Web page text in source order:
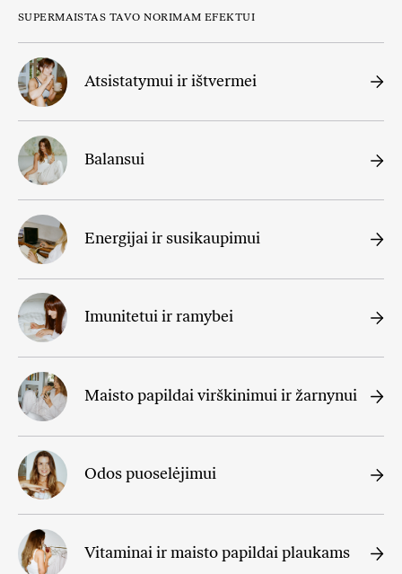
SUPERMAISTAS TAVO NORIMAM EFEKTUI
Atsistatymui ir ištvermei
Balansui
Energijai ir susikaupimui
Imunitetui ir ramybei
Maisto papildai virškinimui ir žarnynui
Odos puoselėjimui
Vitaminai ir maisto papildai plaukams